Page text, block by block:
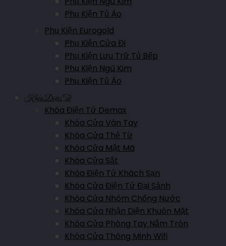
Minh Khai, P. Hoàng Văn Thụ, TP. Lạng Sơn
Showroom Bắc Kạn
Trường Chinh, P. Đức Xuân, TP Bắc Kạn
Showroom Bắc Giang
Nguyễn Văn Cừ, P. Ngô Quyền, Tp Bắc Giang
0911.007.365
Showroom Lào Cai
Hoàng Liên, P.Kim Tân, TP.Lào Cai, Lào Cai
0961.007.365
Phụ Kiện Tủ Áo
Phụ Kiện Eurogold
Phụ Kiện Cửa Đi
Phụ Kiện Lưu Trữ Tủ Bếp
Phụ Kiện Ngũ Kim
Phụ Kiện Tủ Áo
Khóa Điện Tử
Khóa Điện Tử Demax
Khóa Cửa Vân Tay
Khóa Cửa Thẻ Từ
Khóa Cửa Mật Mã
Khóa Cửa Sắt
Khóa Điện Tử Khách Sạn
Khóa Cửa Điện Tử Đại Sảnh
Khóa Cửa Nhôm Chống Nước
Khóa Cửa Nhận Diện Khuôn Mặt
Khóa Cửa Phòng Tay Nắm Tròn
Khóa Cửa Thông Minh Wifi